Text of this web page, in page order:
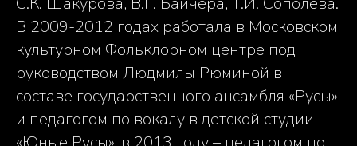
В 2009-2012 годах работала в Московском
культурном Фольклорном центре под
руководством Людмилы Рюминой в
составе государственного ансамбля «Русы»
и педагогом по вокалу в детской студии